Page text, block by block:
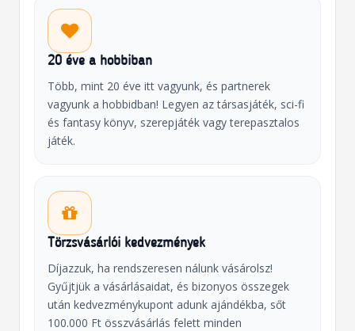
20 éve a hobbiban
Több, mint 20 éve itt vagyunk, és partnerek
vagyunk a hobbidban! Legyen az társasjáték, sci-fi
és fantasy könyv, szerepjáték vagy terepasztalos
játék.
Törzsvásárlói kedvezmények
Díjazzuk, ha rendszeresen nálunk vásárolsz!
Gyűjtjük a vásárlásaidat, és bizonyos összegek
után kedvezménykupont adunk ajándékba, sőt
100.000 Ft összvásárlás felett minden